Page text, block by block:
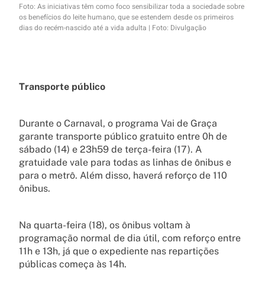
Foto: As iniciativas têm como foco sensibilizar toda a sociedade sobre
os benefícios do leite humano, que se estendem desde os primeiros
dias do recém-nascido até a vida adulta | Foto: Divulgação
Transporte público
Durante o Carnaval, o programa Vai de Graça
garante transporte público gratuito entre 0h de
sábado (14) e 23h59 de terça-feira (17). A
gratuidade vale para todas as linhas de ônibus e
para o metrô. Além disso, haverá reforço de 110
ônibus.
Na quarta-feira (18), os ônibus voltam à
programação normal de dia útil, com reforço entre
11h e 13h, já que o expediente nas repartições
públicas começa às 14h.